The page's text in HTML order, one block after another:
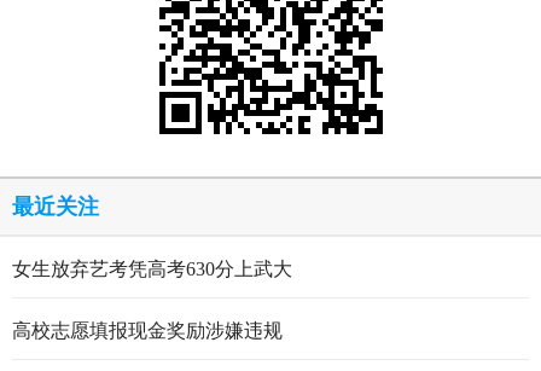
最近关注
女生放弃艺考凭高考630分上武大
高校志愿填报现金奖励涉嫌违规